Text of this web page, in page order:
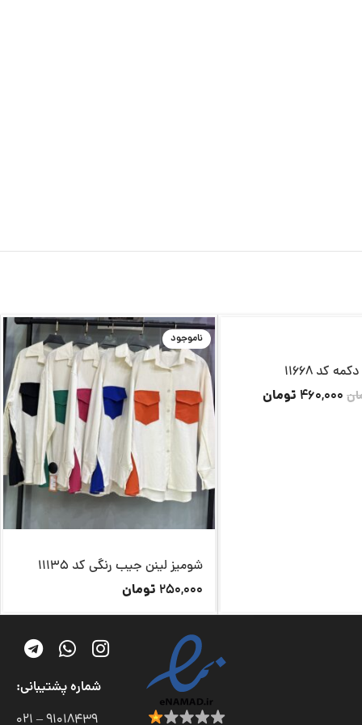
کد 11668
460,000 تومان
ناموجود
شومیز لینن جیب رنگی کد 11135
250,000 تومان
شماره پشتیبانی:
91018439 – 021